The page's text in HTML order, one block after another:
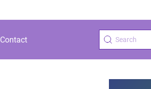
Contact